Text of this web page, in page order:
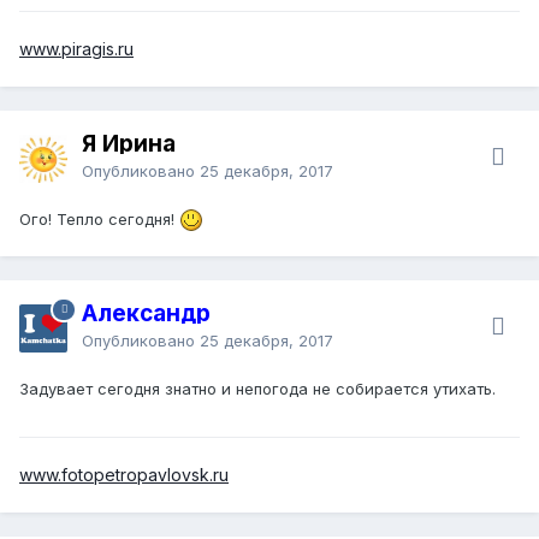
находиться в указанных районах, рекомендовано принять
управления МЧС России по Камчатскому краю готовы
оперативно реагировать на возможные чрезвычайные
ситуации.
В случае происшествий незамедлительно звоните по
www.piragis.ru
Я Ирина
Опубликовано 25 декабря, 2017
Ого! Тепло сегодня!
Александр
Опубликовано 25 декабря, 2017
Задувает сегодня знатно и непогода не собирается утихать.
www.fotopetropavlovsk.ru